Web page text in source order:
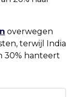
overwegen
terwijl India
30% hanteert